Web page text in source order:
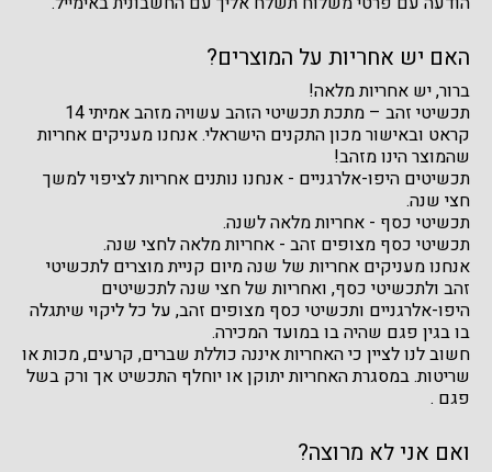
האם יש אחריות על המוצרים?
ברור, יש אחריות מלאה!
תכשיטי זהב – מתכת תכשיטי הזהב עשויה מזהב אמיתי 14
קראט ובאישור מכון התקנים הישראלי. אנחנו מעניקים אחריות
שהמוצר הינו מזהב!
תכשיטים היפו-אלרגניים - אנחנו נותנים אחריות לציפוי למשך
חצי שנה.
תכשיטי כסף - אחריות מלאה לשנה.
תכשיטי כסף מצופים זהב - אחריות מלאה לחצי שנה.
אנחנו מעניקים אחריות של שנה מיום קניית מוצרים לתכשיטי
זהב ולתכשיטי כסף, ואחריות של חצי שנה לתכשיטים
היפו-אלרגניים ותכשיטי כסף מצופים זהב, על כל ליקוי שיתגלה
בו בגין פגם שהיה בו במועד המכירה.
חשוב לנו לציין כי האחריות איננה כוללת שברים, קרעים, מכות או
שריטות. במסגרת האחריות יתוקן או יוחלף התכשיט אך ורק בשל
פגם .
ואם אני לא מרוצה?